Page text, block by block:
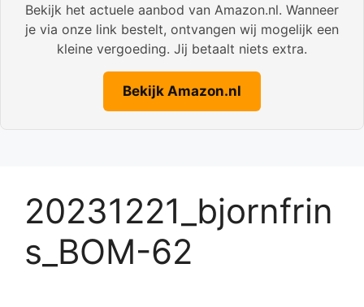
Bekijk het actuele aanbod van Amazon.nl. Wanneer
je via onze link bestelt, ontvangen wij mogelijk een
kleine vergoeding. Jij betaalt niets extra.
Bekijk Amazon.nl
20231221_bjornfrin
s_BOM-62